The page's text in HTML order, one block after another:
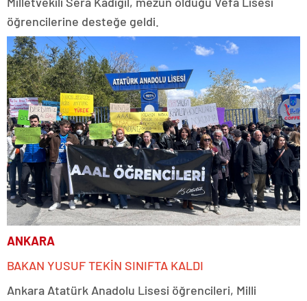
öğrencilerine desteğe geldi.
ANKARA
BAKAN YUSUF TEKİN SINIFTA KALDI
Ankara Atatürk Anadolu Lisesi öğrencileri, Milli